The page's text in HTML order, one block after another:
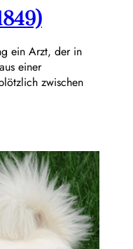
ein Arzt, der in
einer
zwischen